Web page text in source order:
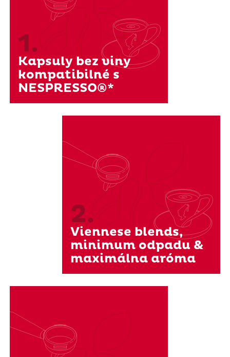
1.
Kapsuly bez viny
kompatibilné s
NESPRESSO®*
2.
Viennese blends,
minimum odpadu &
maximálna aróma